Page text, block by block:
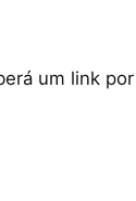
um link